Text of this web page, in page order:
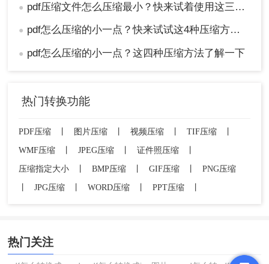
● pdf压缩文件怎么压缩最小？快来试着使用这三种压缩方法！
● pdf怎么压缩的小一点？快来试试这4种压缩方法！
● pdf怎么压缩的小一点？这四种压缩方法了解一下
热门转换功能
PDF压缩 图片压缩 视频压缩 TIF压缩
WMF压缩
JPEG压缩 证件照压缩
压缩指定大小
BMP压缩 GIF压缩
PNG压缩
JPG压缩 WORD压缩 PPT压缩
热门关注